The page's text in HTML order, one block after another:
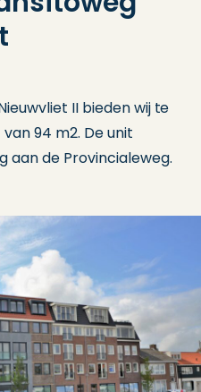
II bieden wij te
94 m2. De unit
aan de Provincialeweg.